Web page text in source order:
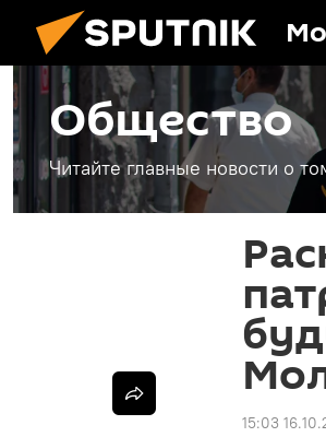
Общество
Читайте главные новости о
15:03